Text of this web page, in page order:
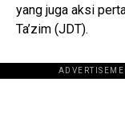
yang juga aksi
Ta’zim (JDT).